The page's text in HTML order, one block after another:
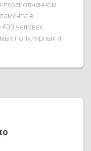
переполненном
в
человек.
популярных и